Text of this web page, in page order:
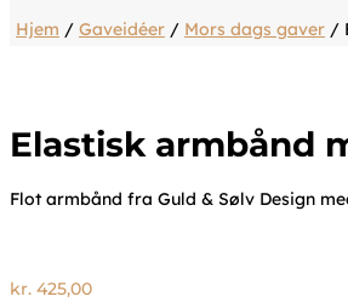
Hjem / Gaveidéer / Mors dags gaver /
Elastisk armbånd
Flot armbånd fra Guld & Sølv Design
kr. 425,00